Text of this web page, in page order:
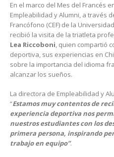
En el marco del Mes del Francés
Empleabilidad y Alumni, a través
Francófono (CEF) de la
recibió la visita de la triatleta
Lea Riccoboni, quien compartió
deportiva, sus experiencias en
sobre la importancia del idioma
alcanzar los sueños.
La directora de Empleabilidad y
“Estamos muy contentos de
experiencia deportiva nos
nuestros estudiantes con los
primera persona, inspirando
trabajo en equipo”.